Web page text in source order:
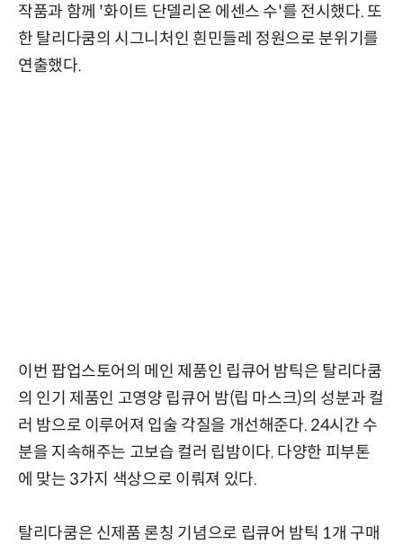
작품과 함께 '화이트 단델리온 에센스 수'를 전시했다. 또
한 탈리다쿰의 시그니처인 흰민들레 정원으로 분위기를
연출했다.
이번 팝업스토어의 메인 제품인 립큐어 밤틱은 탈리다쿰
의 인기 제품인 고영양 립큐어 밤(립 마스크)의 성분과 컬
러 밤으로 이루어져 입술 각질을 개선해준다. 24시간 수
분을 지속해주는 고보습 컬러 립밤이다. 다양한 피부톤
에 맞는 3가지 색상으로 이뤄져 있다.
탈리다쿰은 신제품 론칭 기념으로 립큐어 밤틱 1개 구매